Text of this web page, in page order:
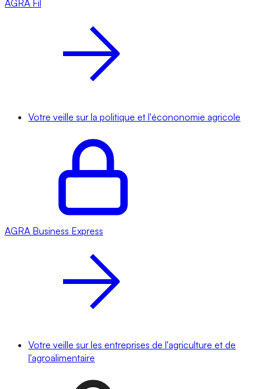
AGRA Fil
Votre veille sur la politique et l'écononomie agricole
AGRA Business Express
Votre veille sur les entreprises de l'agriculture et de
l'agroalimentaire